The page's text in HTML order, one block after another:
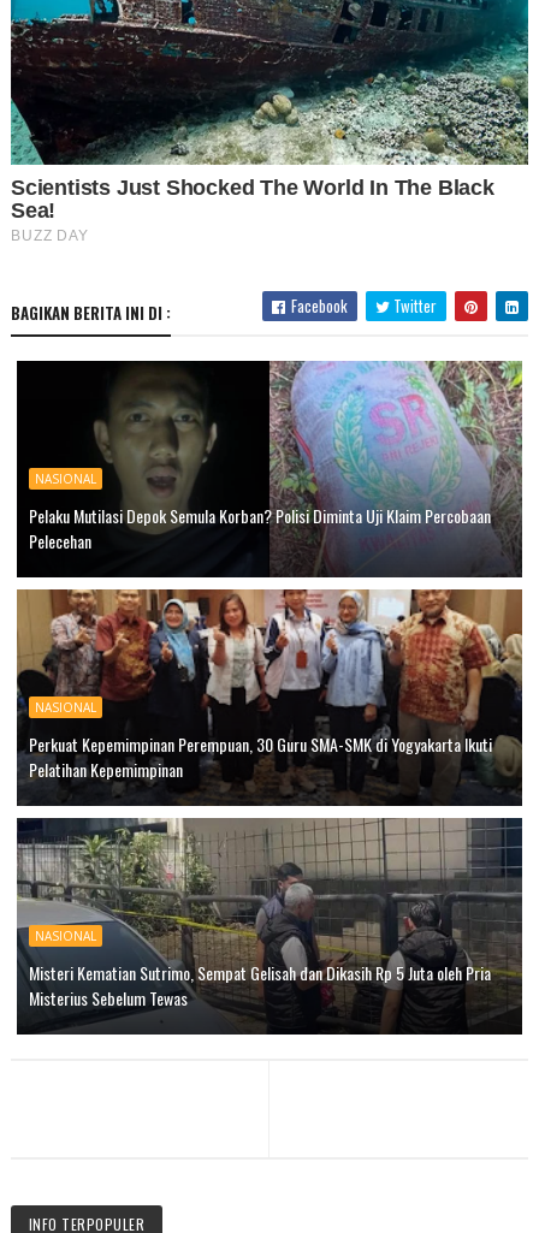
BAGIKAN BERITA INI DI : Facebook Twitter
NASIONAL
Pelaku Mutilasi Depok Semula Korban? Polisi Diminta Uji Klaim Percobaan
Pelecehan
NASIONAL
Perkuat Kepemimpinan Perempuan, 30 Guru SMA-SMK di Yogyakarta Ikuti
Pelatihan Kepemimpinan
NASIONAL
Misteri Kematian Sutrimo, Sempat Gelisah dan Dikasih Rp 5 Juta oleh Pria
Misterius Sebelum Tewas
INFO TERPOPULER